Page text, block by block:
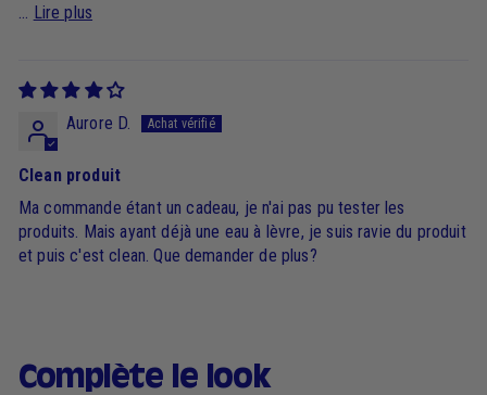
Lire plus
Aurore D.
Clean produit
Ma commande étant un cadeau, je n'ai pas pu tester les
produits. Mais ayant déjà une eau à lèvre, je suis ravie du produit
et puis c'est clean. Que demander de plus?
Complète le look